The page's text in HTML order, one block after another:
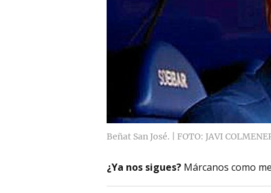
Beñat San José. | FOTO: JAVI
¿Ya nos sigues? Márcanos como